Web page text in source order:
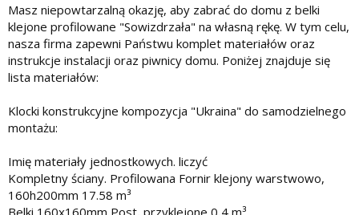
Masz niepowtarzalną okazję, aby zabrać do domu z belki
klejone profilowane "Sowizdrzała" na własną rękę. W tym celu,
nasza firma zapewni Państwu komplet materiałów oraz
instrukcje instalacji oraz piwnicy domu. Poniżej znajduje się
lista materiałów:
Klocki konstrukcyjne kompozycja "Ukraina" do samodzielnego
montażu:
Imię materiały jednostkowych. liczyć
Kompletny ściany. Profilowana Fornir klejony warstwowo,
160h200mm 17.58 m³
Belki 160x160mm Post, przyklejone 0,4 m³